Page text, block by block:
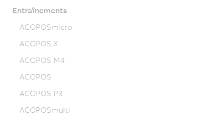
Entraînements
ACOPOSmicro
ACOPOS X
ACOPOS M4
ACOPOS
ACOPOS P3
ACOPOSmulti